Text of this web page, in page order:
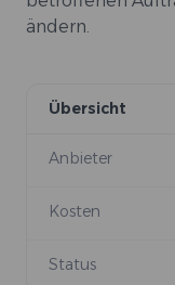
ändern.
Übersicht
Anbieter
Kosten
Status